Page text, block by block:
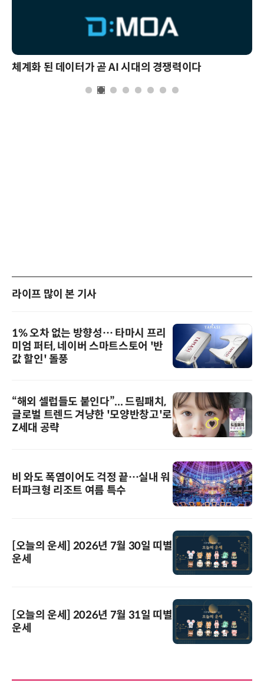
체계화 된 데이터가 곧 AI 시대의 경쟁력이다
라이프 많이 본 기사
1% 오차 없는 방향성… 타마시 프리
미엄 퍼터, 네이버 스마트스토어 '반
값 할인' 돌풍
“해외 셀럽들도 붙인다”... 드림패치,
글로벌 트렌드 겨냥한 '모양반창고'로
Z세대 공략
비 와도 폭염이어도 걱정 끝…실내 워
터파크형 리조트 여름 특수
[오늘의 운세] 2026년 7월 30일 띠별
운세
[오늘의 운세] 2026년 7월 31일 띠별
운세